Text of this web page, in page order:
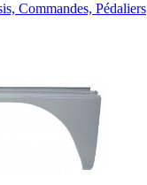
Commandes, Pédaliers